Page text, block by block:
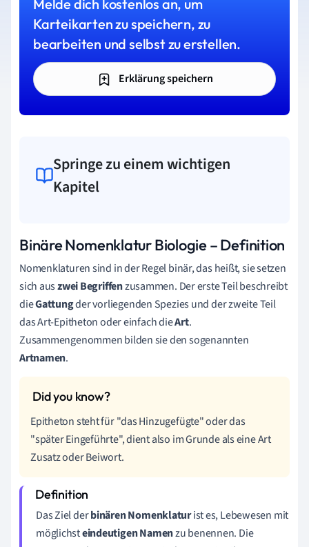
Melde dich kostenlos an, um
Karteikarten zu speichern, zu
bearbeiten und selbst zu erstellen.
Erklärung speichern
Springe zu einem wichtigen
Kapitel
Binäre Nomenklatur Biologie – Definition
Nomenklaturen sind in der Regel binär, das heißt, sie setzen
sich auszwei Begriffenzusammen. Der erste Teil beschreibt
dieGattungder vorliegenden Spezies und der zweite Teil
das Art-Epitheton oder einfach dieArt.
Zusammengenommen bilden sie den sogenannten
Artnamen.
Epitheton steht für "das Hinzugefügte" oder das
"später Eingeführte", dient also im Grunde als eine Art
Zusatz oder Beiwort.
Das Ziel derbinärenNomenklaturist es, Lebewesen mit
möglichsteindeutigen Namenzu benennen. Die